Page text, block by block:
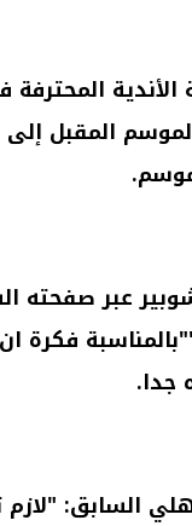
الأندية
عبر صفحته
فكرة
جدا.
السابق: